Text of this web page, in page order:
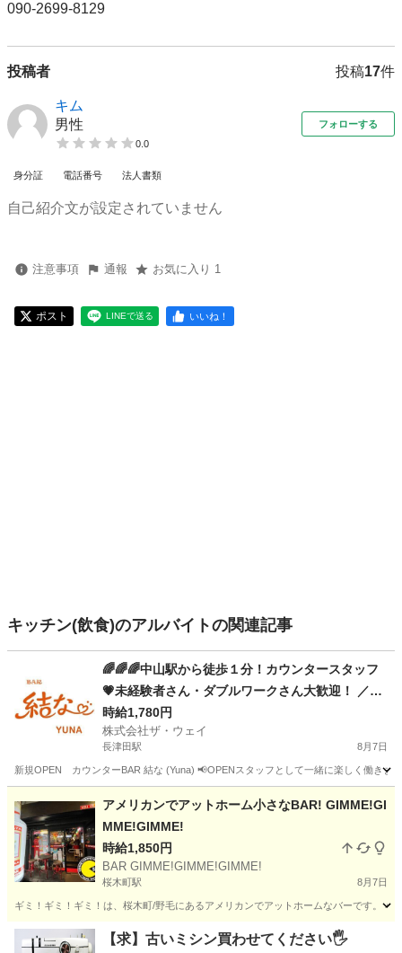
090-2699-8129
投稿者 投稿17件
キム
男性
0.0
フォローする
身分証 電話番号 法人書類
自己紹介文が設定されていません
注意事項 通報 お気に入り 1
ポスト LINEで送る いいね！
キッチン(飲食)のアルバイトの関連記事
🌈🌈🌈中山駅から徒歩１分！カウンタースタッフ
💗未経験者さん・ダブルワークさん大歓迎！ ／🌈
🌈🌈🌈🌈
時給1,780円
株式会社ザ・ウェイ
長津田駅 8月7日
新規OPEN カウンターBAR 結な (Yuna) 📢OPENスタッフとして一緒に楽しく働きま
長津田駅 その他 スタッフ
アメリカンでアットホーム小さなBAR! GIMME!GI
MME!GIMME!
時給1,850円
BAR GIMME!GIMME!GIMME!
桜木町駅 8月7日
ギミ！ギミ！ギミ！は、桜木町/野毛にあるアメリカンでアットホームなバーです。
神奈川 横浜市 桜木町駅 バーテンダー BAR
【求】古いミシン買わせてください🖐️